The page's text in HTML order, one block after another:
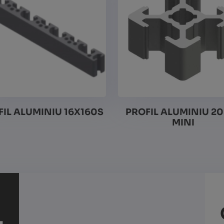
ALUMINIU 16X160S
PROFIL ALUMINIU
MINI